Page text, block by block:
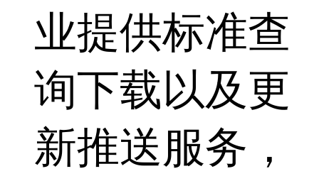
业提供标准查
询下载以及更
新推送服务，